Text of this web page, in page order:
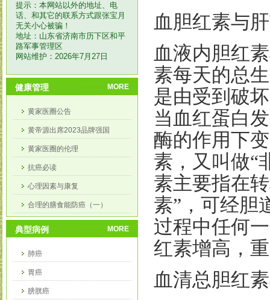
提示：本网站以外的地址、电
话、和其它的联系方式跟张宝月
无关小心被骗！
地址：山东省济南市历下区和平
路军事管理区
网站维护：2026年7月27日
MORE
健康管理
黄家医圈公告
黄帝源出席2023品牌强国
黄家医圈的伦理
抗癌必读
心理因素与康复
合理的膳食能防癌（一）
合理膳食能防癌（二）
MORE
典型病例
肺癌
胃癌
膀胱癌
血胆红素与
血液内胆红
素每天的总
是由受到破
当血红蛋白
酶的作用下
素，又叫做“
素主要指在
素” ，可经
过程中任何
红素增高，
血清总胆红